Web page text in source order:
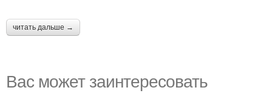
читать дальше →
Вас может заинтересовать